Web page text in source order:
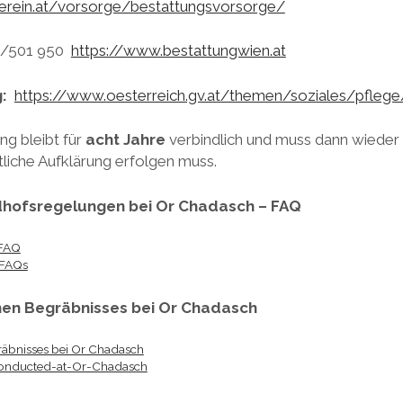
vorsorge/bestattungsvorsorge/
950 https://www.bestattungwien.at
https://www.oesterreich.gv.at/themen/soziales/
bleibt für acht Jahre verbindlich und muss dann
Aufklärung erfolgen muss.
bei Or Chadasch – FAQ
Begräbnisses bei Or Chadasch
bei Or Chadasch
at-Or-Chadasch